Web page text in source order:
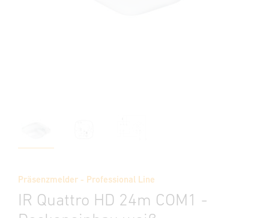
Präsenzmelder - Professional Line
IR Quattro HD 24m COM1 -